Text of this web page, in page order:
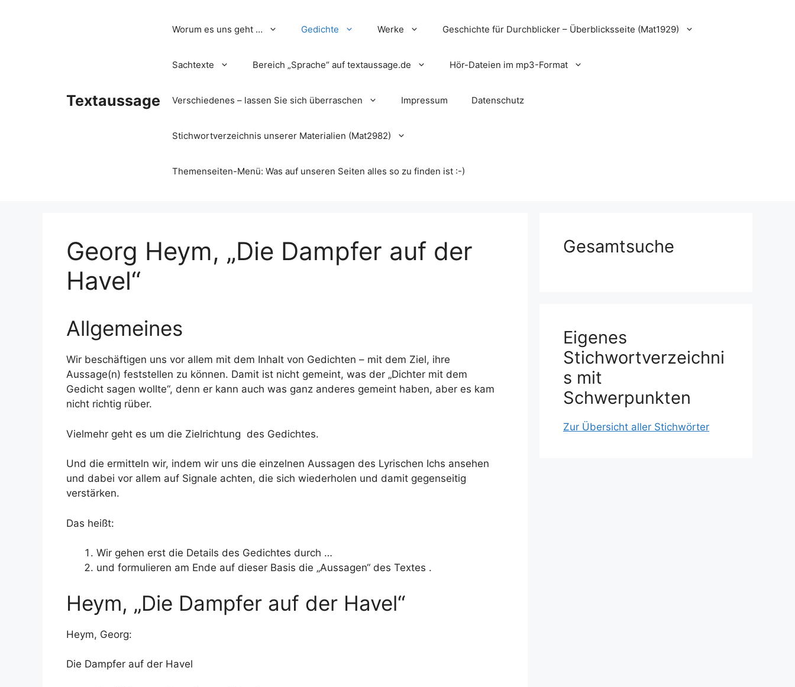
Textaussage
Worum es uns geht … Gedichte Werke Geschichte für Durchblicker – Überblicksseite (Mat1929)
Sachtexte Bereich „Sprache“ auf textaussage.de Hör-Dateien im mp3-Format
Verschiedenes – lassen Sie sich überraschen Impressum Datenschutz
Stichwortverzeichnis unserer Materialien (Mat2982)
Themenseiten-Menü: Was auf unseren Seiten alles so zu finden ist :-)
Georg Heym, „Die Dampfer auf der
Havel“
Allgemeines
Wir beschäftigen uns vor allem mit dem Inhalt von Gedichten – mit dem Ziel, ihre
Aussage(n) feststellen zu können. Damit ist nicht gemeint, was der „Dichter mit dem
Gedicht sagen wollte“, denn er kann auch was ganz anderes gemeint haben, aber es kam
nicht richtig rüber.
Vielmehr geht es um die Zielrichtung des Gedichtes.
Und die ermitteln wir, indem wir uns die einzelnen Aussagen des Lyrischen Ichs ansehen
und dabei vor allem auf Signale achten, die sich wiederholen und damit gegenseitig
verstärken.
Das heißt:
Wir gehen erst die Details des Gedichtes durch …
und formulieren am Ende auf dieser Basis die „Aussagen“ des Textes .
Heym, „Die Dampfer auf der Havel“
Heym, Georg:
Die Dampfer auf der Havel
Gesamtsuche
Eigenes
Stichwortverzeichni
s mit
Schwerpunkten
Zur Übersicht aller Stichwörter